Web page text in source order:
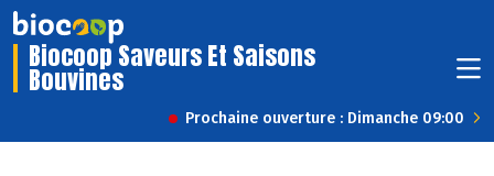
Biocoop Saveurs Et Saisons
Bouvines
Prochaine ouverture : Dimanche 09:00